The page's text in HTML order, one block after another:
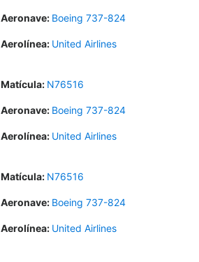
Aeronave: Boeing 737-824
Aerolínea: United Airlines
Matícula: N76516
Aeronave: Boeing 737-824
Aerolínea: United Airlines
Matícula: N76516
Aeronave: Boeing 737-824
Aerolínea: United Airlines